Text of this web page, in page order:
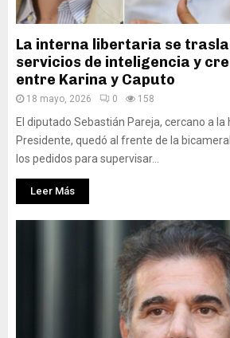
La interna libertaria se
servicios de inteligencia y
entre Karina y Caputo
18 mayo, 2026 0 158
El diputado Sebastián Pareja, cercano a la
Presidente, quedó al frente de la
los pedidos para supervisar...
Leer Más